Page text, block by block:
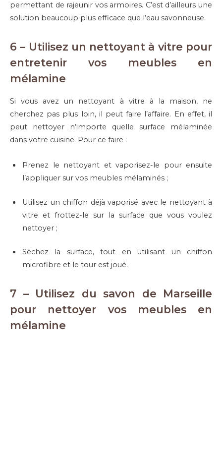
permettant de rajeunir vos armoires. C’est d’ailleurs une
solution beaucoup plus efficace que l’eau savonneuse.
6 – Utilisez un nettoyant à vitre pour
entretenir vos meubles en
mélamine
Si vous avez un nettoyant à vitre à la maison, ne
cherchez pas plus loin, il peut faire l’affaire. En effet, il
peut nettoyer n’importe quelle surface mélaminée
dans votre cuisine. Pour ce faire :
Prenez le nettoyant et vaporisez-le pour ensuite
l’appliquer sur vos meubles mélaminés ;
Utilisez un chiffon déjà vaporisé avec le nettoyant à
vitre et frottez-le sur la surface que vous voulez
nettoyer ;
Séchez la surface, tout en utilisant un chiffon
microfibre et le tour est joué.
7 – Utilisez du savon de Marseille
pour nettoyer vos meubles en
mélamine